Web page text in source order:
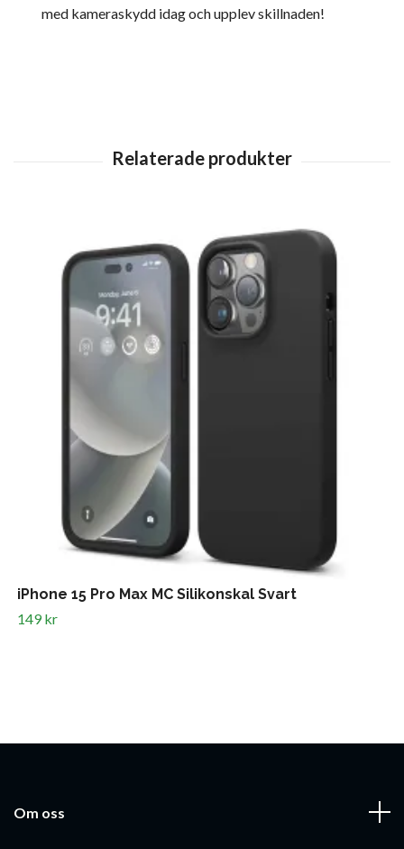
med kameraskydd idag och upplev skillnaden!
iPhone 15 Pro Max MC Silikonskal Svart
149 kr
Om oss